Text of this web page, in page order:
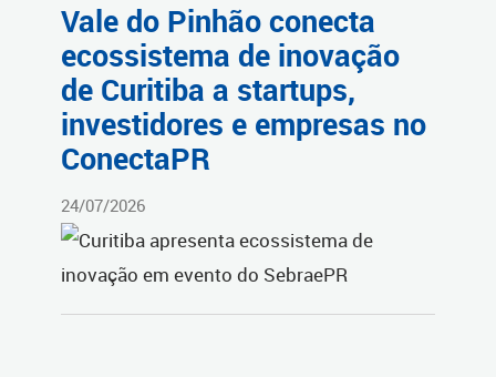
Vale do Pinhão conecta
ecossistema de inovação
de Curitiba a startups,
investidores e empresas no
ConectaPR
24/07/2026